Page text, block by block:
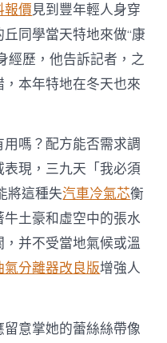
報價見到豐年輕人身穿
同學當天特地來做“康
經歷，他告訴記者，之
本年特地在冬天也來
嗎？配方能否需求調
現，三九天「我必須
將這種失汽車冷氣芯衡
土豪和虛空中的張水
并不受當地氣候或溫
氣分離器改良版增強人
意掌她的蕾絲絲帶像